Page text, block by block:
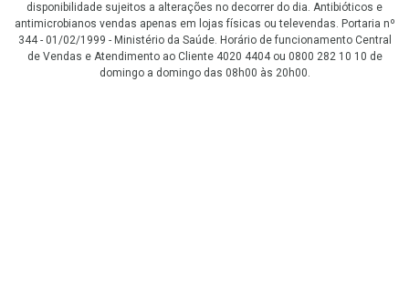
disponibilidade sujeitos a alterações no decorrer do dia. Antibióticos e
antimicrobianos vendas apenas em lojas físicas ou televendas. Portaria nº
344 - 01/02/1999 - Ministério da Saúde. Horário de funcionamento Central
de Vendas e Atendimento ao Cliente 4020 4404 ou 0800 282 10 10 de
domingo a domingo das 08h00 às 20h00.